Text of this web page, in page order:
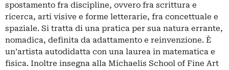
spostamento fra discipline, ovvero fra scrittura e
ricerca, arti visive e forme letterarie, fra concettuale e
spaziale. Si tratta di una pratica per sua natura errante,
nomadica, definita da adattamento e reinvenzione. È
un’artista autodidatta con una laurea in matematica e
fisica. Inoltre insegna alla Michaelis School of Fine Art